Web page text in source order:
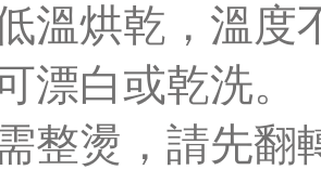
溫烘乾，溫度
漂白或乾洗。
整燙，請先翻